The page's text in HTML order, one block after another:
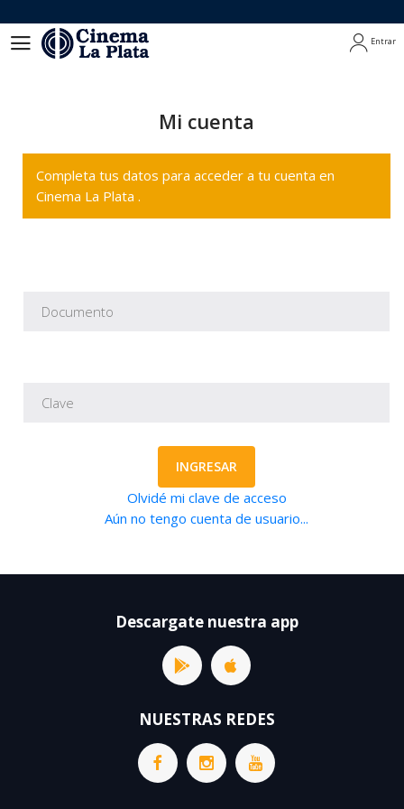
Entrar
Mi cuenta
Completa tus datos para acceder a tu cuenta en
Cinema La Plata .
INGRESAR
Olvidé mi clave de acceso
Aún no tengo cuenta de usuario...
Descargate nuestra app
NUESTRAS REDES